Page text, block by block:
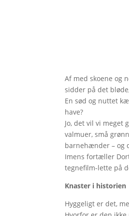
Af med skoene og
sidder på det
En sød og nuttet
have?
Jo, det vil vi meget
valmuer, små
barnehænder – og
Imens fortæller
tegnefilm-lette på
Knaster i historien
Hyggeligt er det,